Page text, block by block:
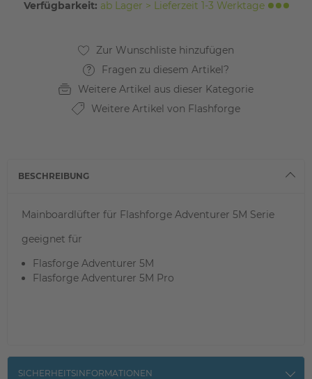
Verfügbarkeit: ab Lager > Lieferzeit 1-3 Werktage
Fragen zu diesem Artikel?
Weitere Artikel aus dieser Kategorie
Weitere Artikel von Flashforge
BESCHREIBUNG
Mainboardlüfter für Flashforge Adventurer 5M Serie
geeignet für
Flasforge Adventurer 5M
Flasforge Adventurer 5M Pro
SICHERHEITSINFORMATIONEN